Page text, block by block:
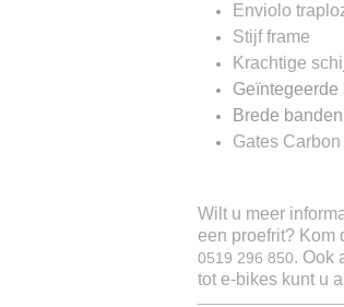
Enviolo
Stijf frame
Krachtige
Geïntegeerde
Brede banden
Gates
Wilt u meer
een proefrit? Kom
0519 296 850. Ook
tot e-bikes kunt u